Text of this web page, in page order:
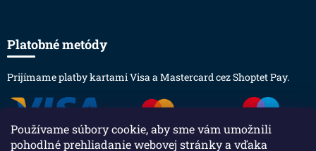
Používame súbory cookie, aby sme vám umožnili
pohodlné prehliadanie webovej stránky a vďaka
Platobné metódy
Prijímame platby kartami Visa a Mastercard cez Shoptet Pay.